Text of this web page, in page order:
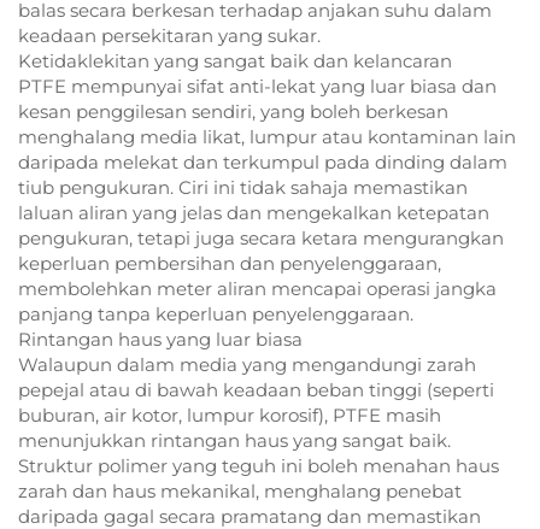
balas secara berkesan terhadap anjakan suhu dalam
keadaan persekitaran yang sukar.
Ketidaklekitan yang sangat baik dan kelancaran
PTFE mempunyai sifat anti-lekat yang luar biasa dan
kesan penggilesan sendiri, yang boleh berkesan
menghalang media likat, lumpur atau kontaminan lain
daripada melekat dan terkumpul pada dinding dalam
tiub pengukuran. Ciri ini tidak sahaja memastikan
laluan aliran yang jelas dan mengekalkan ketepatan
pengukuran, tetapi juga secara ketara mengurangkan
keperluan pembersihan dan penyelenggaraan,
membolehkan meter aliran mencapai operasi jangka
panjang tanpa keperluan penyelenggaraan.
Rintangan haus yang luar biasa
Walaupun dalam media yang mengandungi zarah
pepejal atau di bawah keadaan beban tinggi (seperti
buburan, air kotor, lumpur korosif), PTFE masih
menunjukkan rintangan haus yang sangat baik.
Struktur polimer yang teguh ini boleh menahan haus
zarah dan haus mekanikal, menghalang penebat
daripada gagal secara pramatang dan memastikan